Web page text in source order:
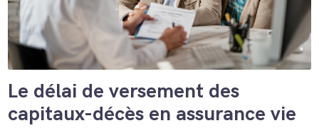
Le délai de versement des
capitaux-décès en assurance vie